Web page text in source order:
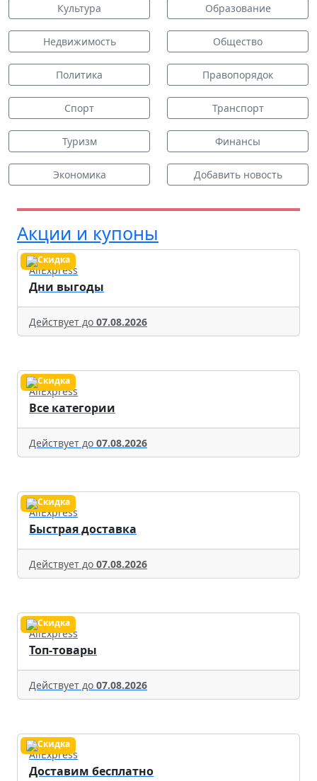
Культура Образование
Недвижимость Общество
Политика Правопорядок
Спорт Транспорт
Туризм Финансы
Экономика Добавить новость
Акции и купоны
AliExpress
Дни выгоды
Действует до 07.08.2026
AliExpress
Все категории
Действует до 07.08.2026
AliExpress
Быстрая доставка
Действует до 07.08.2026
AliExpress
Топ-товары
Действует до 07.08.2026
AliExpress
Доставим бесплатно